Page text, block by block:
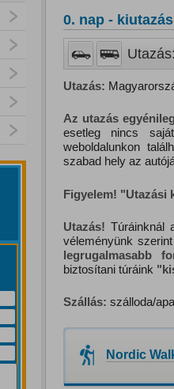
0. nap - kiutazás
Utazás:
Az utazás
esetleg nincs
weboldalunkon
szabad hely az
Figyelem! "Utazási
Utazás! Túráinknál
véleményünk
legrugalmasabb
biztosítani túráink "
Szállás: szálloda/
Nordic